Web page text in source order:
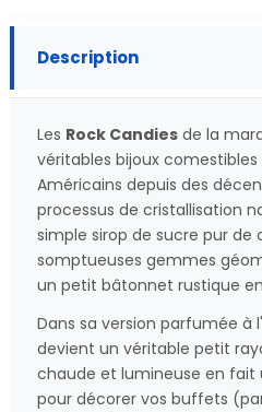
Description
Les Rock Candies de la
véritables bijoux
Américains depuis des
processus de cristallisation
simple sirop de sucre pur de
somptueuses gemmes
un petit bâtonnet rustique
Dans sa version parfumée à l'
devient un véritable petit
chaude et lumineuse en fait
pour décorer vos buffets